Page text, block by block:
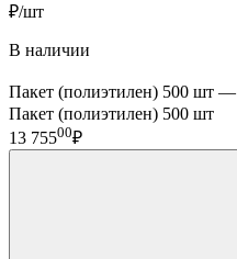
₽/шт
В наличии
Пакет (полиэтилен) 500 шт —
Пакет (полиэтилен) 500 шт
13 75500₽